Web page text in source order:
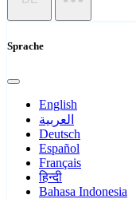
Sprache
English
العربية
Deutsch
Español
Français
हिन्दी
Bahasa Indonesia